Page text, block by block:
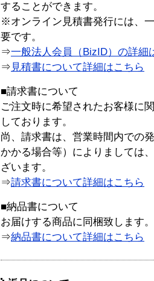
することができます。
※オンライン見積書発行には、
要です。
⇒一般法人会員（BizID）の詳細
⇒ 見積書について詳細はこちら
■請求書について
ご注文時に希望されたお客様に
しております。
尚、請求書は、営業時間内での
かかる場合等）によりましては
ざいます。
⇒請求書について詳細はこちら
■納品書について
お届けする商品に同梱致します。
⇒納品書について詳細はこちら